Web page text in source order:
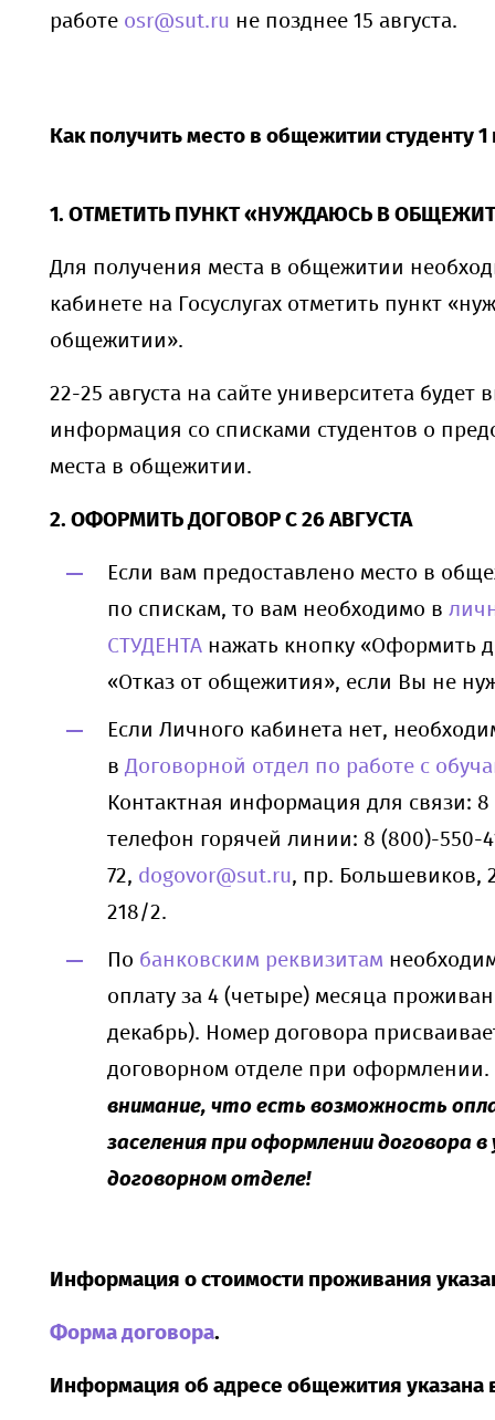
работе osr@sut.ru не позднее 15 августа.
Как получить место в общежитии студенту 1
1. ОТМЕТИТЬ ПУНКТ «НУЖДАЮСЬ В
Для получения места в общежитии
кабинете на Госуслугах отметить пункт
общежитии».
22-25 августа на сайте университета будет
информация со списками студентов о
места в общежитии.
2. ОФОРМИТЬ ДОГОВОР С 26 АВГУСТА
Если вам предоставлено место в
по спискам, то вам необходимо в
СТУДЕНТА нажать кнопку «Оформить
«Отказ от общежития», если Вы не
Если Личного кабинета нет,
в Договорной отдел по работе с
Контактная информация для связи: 8
телефон горячей линии: 8 (800)-550-
72, dogovor@sut.ru, пр. Большевиков,
218/2.
По банковским реквизитам
оплату за 4 (четыре) месяца
декабрь). Номер договора
договорном отделе при оформлении.
внимание, что есть возможность
заселения при оформлении договора
договорном отделе!
Информация о стоимости проживания
Форма договора.
Информация об адресе общежития указана